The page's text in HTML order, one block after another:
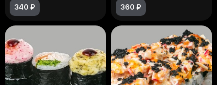
340 ₽ 360 ₽